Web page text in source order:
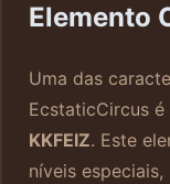
Elemento
Uma das
EcstaticCircus
KKFEIZ. Este
níveis